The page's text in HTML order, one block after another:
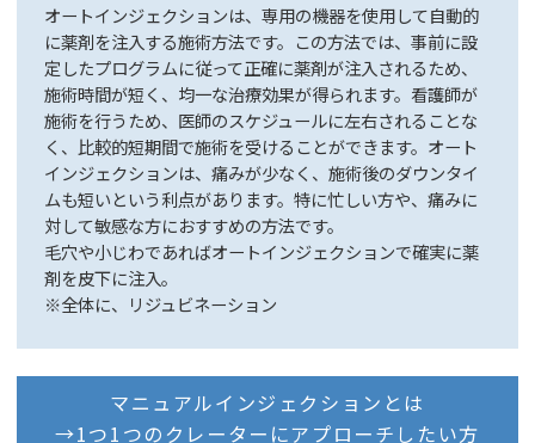
オートインジェクションは、専用の機器を使用して自動的
に薬剤を注入する施術方法です。この方法では、事前に設
定したプログラムに従って正確に薬剤が注入されるため、
施術時間が短く、均一な治療効果が得られます。看護師が
施術を行うため、医師のスケジュールに左右されることな
く、比較的短期間で施術を受けることができます。オート
インジェクションは、痛みが少なく、施術後のダウンタイ
ムも短いという利点があります。特に忙しい方や、痛みに
対して敏感な方におすすめの方法です。
毛穴や小じわであればオートインジェクションで確実に薬
剤を皮下に注入。
※全体に、リジュビネーション
マニュアルインジェクションとは
→1つ1つのクレーターにアプローチしたい方